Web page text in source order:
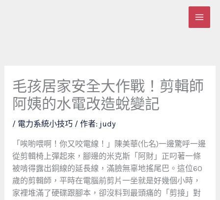
毛孩居家安全大作戰！剪輯師
阿姨的水電改造蛻變記
/ 電力系統小技巧/ 作者: judy
「唉喲喂啊！你又咬電線！」陳美華(化名)一邊驚呼一邊
從剪輯椅上彈起來，腳邊的米克斯「阿財」正叼著一條
被啃得露出銅線的延長線，滿臉無辜地搖尾巴。這位60
歲的剪輯師，平時在電腦前剪片一坐就是好幾個小時，
家裡堆滿了硬碟跟腳本，卻沒料到最頭痛的「剪接」對